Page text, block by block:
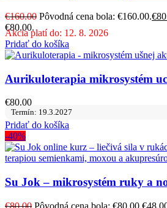
€160.00 Pôvodná cena bola: €160.00.€
€80.00.
Akcia platí do: 12. 8. 2026
Pridať do košíka
Aurikuloterapia mikrosystém
€80.00
Termín: 19.3.2027
Pridať do košíka
-40%
Su Jok – mikrosystém ruky a
€80.00 Pôvodná cena bola: €80.00.€